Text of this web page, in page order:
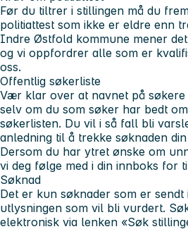
Før du tiltrer i stillingen må du
politiattest som ikke er eldre enn
Indre Østfold kommune mener
og vi oppfordrer alle som er
oss.
Offentlig søkerliste
Vær klar over at navnet på
selv om du som søker har bedt
søkerlisten. Du vil i så fall bli
anledning til å trekke søknaden
Dersom du har ytret ønske om
vi deg følge med i din innboks for
Søknad
Det er kun søknader som er sendt
utlysningen som vil bli vurdert.
elektronisk via lenken «Søk